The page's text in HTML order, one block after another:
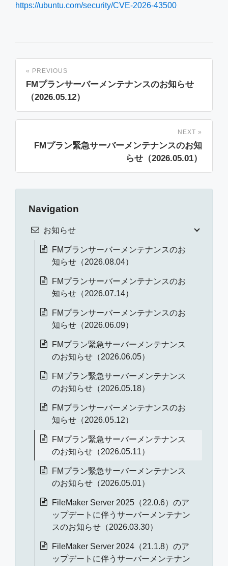
https://ubuntu.com/security/CVE-2026-43500
« PREVIOUS
FMプランサーバーメンテナンスのお知らせ
（2026.05.12）
NEXT »
FMプラン緊急サーバーメンテナンスのお知
らせ（2026.05.01）
Navigation
お知らせ
FMプランサーバーメンテナンスのお
知らせ（2026.08.04）
FMプランサーバーメンテナンスのお
知らせ（2026.07.14）
FMプランサーバーメンテナンスのお
知らせ（2026.06.09）
FMプラン緊急サーバーメンテナンス
のお知らせ（2026.06.05）
FMプラン緊急サーバーメンテナンス
のお知らせ（2026.05.18）
FMプランサーバーメンテナンスのお
知らせ（2026.05.12）
FMプラン緊急サーバーメンテナンス
のお知らせ（2026.05.11）
FMプラン緊急サーバーメンテナンス
のお知らせ（2026.05.01）
FileMaker Server 2025（22.0.6）のア
ップデートに伴うサーバーメンテナン
スのお知らせ（2026.03.30）
FileMaker Server 2024（21.1.8）のア
ップデートに伴うサーバーメンテナン